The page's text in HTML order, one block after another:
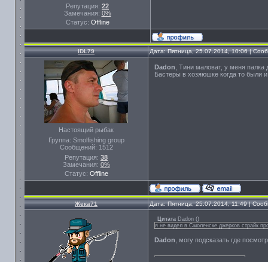
Репутация: 22
Замечания: 0%
Статус: Offline
IDL79 Дата: Пятница, 25.07.2014, 10:06 |
Настоящий рыбак
Группа: Smolfishing group
Сообщений: 1512
Репутация: 38
Замечания: 0%
Статус: Offline
Dadon , Тини маловат, у меня
Бастеры в хозяюшке когда то были
Жека71 Дата: Пятница, 25.07.2014, 11:49 |
Цитата Dadon ()
я не видел в Смоленске джерков страйк
Dadon , могу подсказать где